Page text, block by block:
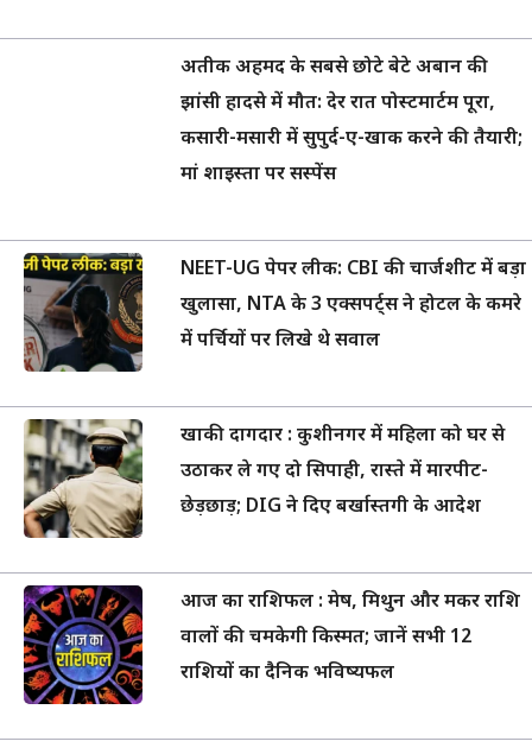
अतीक अहमद के सबसे छोटे बेटे अबान की
झांसी हादसे में मौत: देर रात पोस्टमार्टम पूरा,
कसारी-मसारी में सुपुर्द-ए-खाक करने की तैयारी;
मां शाइस्ता पर सस्पेंस
NEET-UG पेपर लीक: CBI की चार्जशीट में बड़ा
खुलासा, NTA के 3 एक्सपर्ट्स ने होटल के कमरे
में पर्चियों पर लिखे थे सवाल
खाकी दागदार : कुशीनगर में महिला को घर से
उठाकर ले गए दो सिपाही, रास्ते में मारपीट-
छेड़छाड़; DIG ने दिए बर्खास्तगी के आदेश
आज का राशिफल : मेष, मिथुन और मकर राशि
वालों की चमकेगी किस्मत; जानें सभी 12
राशियों का दैनिक भविष्यफल